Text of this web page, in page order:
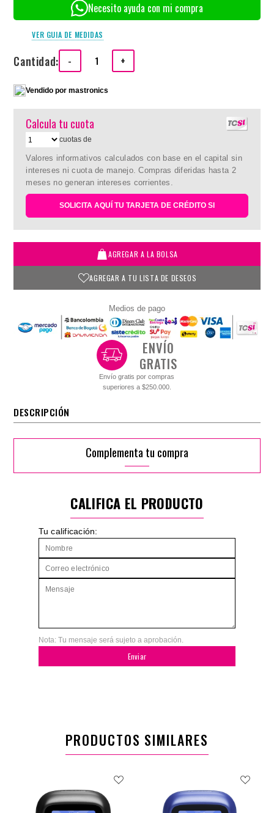
Necesito ayuda con mi compra
VER GUIA DE MEDIDAS
Cantidad: - +
Vendido pormastronics
Calcula tu cuota
cuotas de
Valores informativos calculados con base en el capital sin
intereses ni cuota de manejo. Compras diferidas hasta 2
meses no generan intereses corrientes.
SOLICITA AQUÍ TU TARJETA DE CRÉDITO SI
AGREGAR A LA BOLSA
AGREGAR A TU LISTA DE DESEOS
Medios de pago
ENVÍO
GRATIS
Envío gratis por compras
superiores a $250.000.
DESCRIPCIÓN
Complementa tu compra
CALIFICA EL PRODUCTO
Tu calificación:
Nota: Tu mensaje será sujeto a aprobación.
Enviar
PRODUCTOS SIMILARES